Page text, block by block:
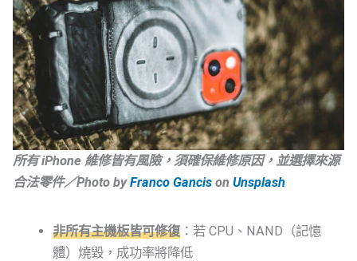
所有 iPhone 維修皆有風險，須確保維修原因，並選擇來源
合法零件／Photo byFranco Gancis on Unsplash
非所有主機板皆可修復：若 CPU、NAND（記憶
體）燒毀，成功率將降低